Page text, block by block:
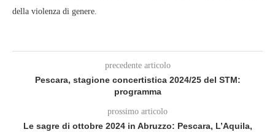
della violenza di genere.
precedente articolo
Pescara, stagione concertistica 2024/25 del STM:
programma
prossimo articolo
Le sagre di ottobre 2024 in Abruzzo: Pescara, L’Aquila,